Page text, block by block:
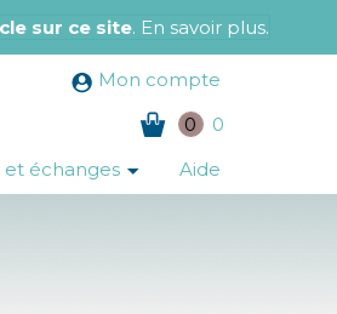
sur ce site. En savoir plus.
Mon compte
0
0
et échanges Aide